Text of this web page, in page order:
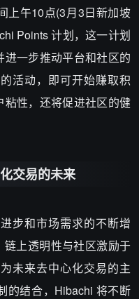
上午10点(3月3日新加坡
Points 计划，这一计划
一步推动平台和社区的
活动，即可开始赚取积
性，还将促进社区的健
交易的未来
步和市场需求的不断增
上透明性与社区激励于
未来去中心化交易的主
的结合，Hibachi 将不断